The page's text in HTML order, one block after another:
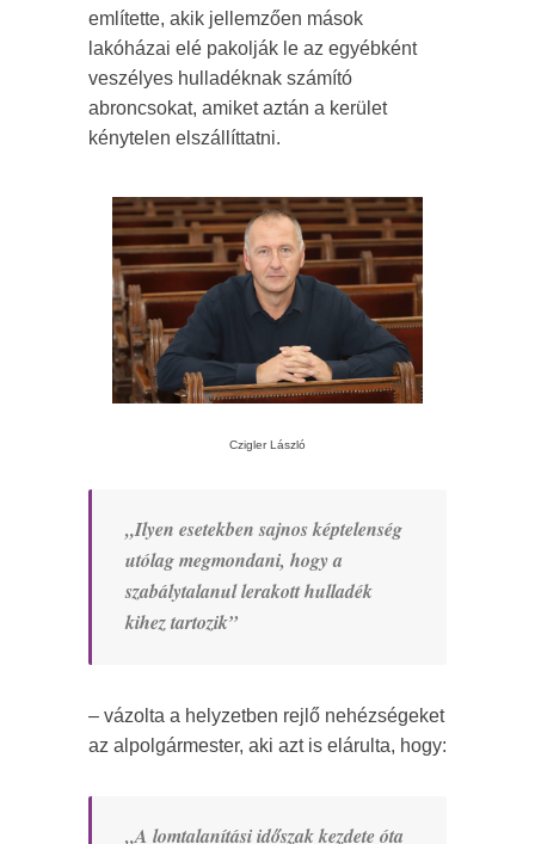
említette, akik jellemzően mások
lakóházai elé pakolják le az egyébként
veszélyes hulladéknak számító
abroncsokat, amiket aztán a kerület
kénytelen elszállíttatni.
Czigler László
„Ilyen esetekben sajnos képtelenség
utólag megmondani, hogy a
szabálytalanul lerakott hulladék
kihez tartozik”
– vázolta a helyzetben rejlő nehézségeket
az alpolgármester, aki azt is elárulta, hogy:
„A lomtalanítási időszak kezdete óta